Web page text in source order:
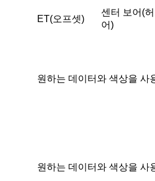
ET(오프셋)
센터 보어(
어)
원하는 데이터와 색상을 사
원하는 데이터와 색상을 사